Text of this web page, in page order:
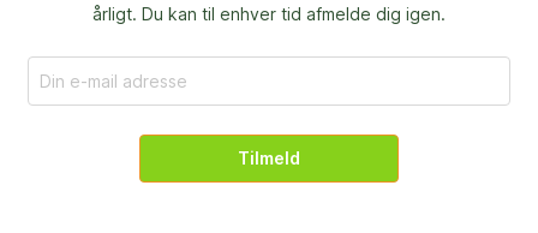
årligt. Du kan til enhver tid afmelde dig igen.
Tilmeld